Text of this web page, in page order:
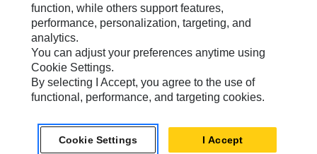
Caterpillar Contato E Suporte
Minhas Preferências De Marketing
Mapa Do Local
Cookie Settings
Legal
Privacidade
function, while others support features,
performance, personalization, targeting, and
analytics.
You can adjust your preferences anytime using
Cookie Settings.
By selecting I Accept, you agree to the use of
functional, performance, and targeting cookies.
Cookie Settings I Accept